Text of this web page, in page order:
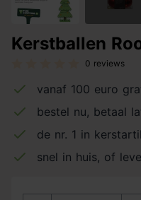
Kerstballen
0 reviews
vanaf 100 euro
bestel nu, betaal
de nr. 1 in
snel in huis, of